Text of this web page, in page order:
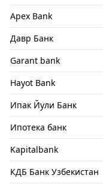
Apex Bank
Давр Банк
Garant bank
Hayot Bank
Ипак Йули Банк
Ипотека банк
Kapitalbank
КДБ Банк Узбекистан